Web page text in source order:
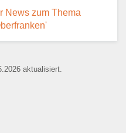
News zum Thema
aktualisiert.